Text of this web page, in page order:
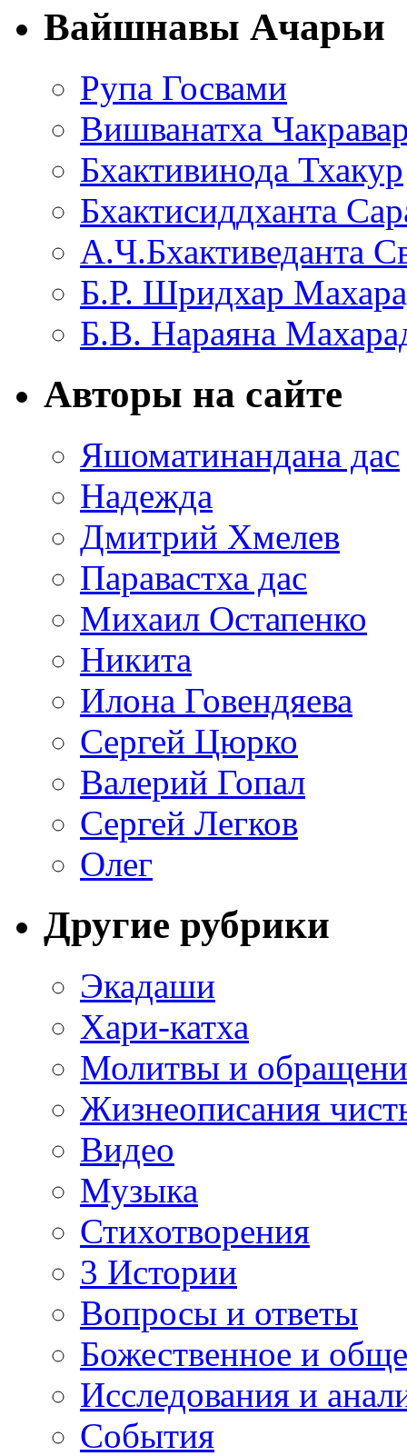
Вайшнавы Ачарьи
Рупа Госвами
Вишванатха
Бхактивинода Тхакур
Бхактисиддханта
А.Ч.Бхактиведанта
Б.Р. Шридхар
Б.В. Нараяна
Авторы на сайте
Яшоматинандана дас
Надежда
Дмитрий Хмелев
Паравастха дас
Михаил Остапенко
Никита
Илона Говендяева
Сергей Цюрко
Валерий Гопал
Сергей Легков
Олег
Другие рубрики
Экадаши
Хари-катха
Молитвы и
Жизнеописания
Видео
Музыка
Стихотворения
3 Истории
Вопросы и ответы
Божественное и
Исследования и
События